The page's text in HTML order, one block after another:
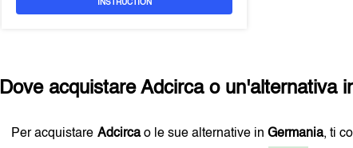
INSTRUCTION
Dove acquistareAdcircao un'alternativa
Per acquistare Adcircao le sue alternative inGermania, ti